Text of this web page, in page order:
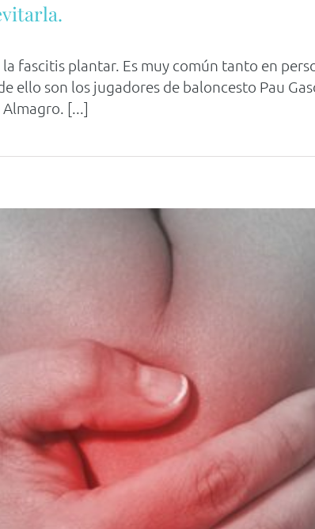
fascitis plantar. Es muy común tanto en
ello son los jugadores de baloncesto Pau
[...]